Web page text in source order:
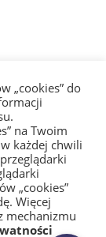
„cookies” do
na Twoim
każdej chwili
„cookies”
Więcej
mechanizmu